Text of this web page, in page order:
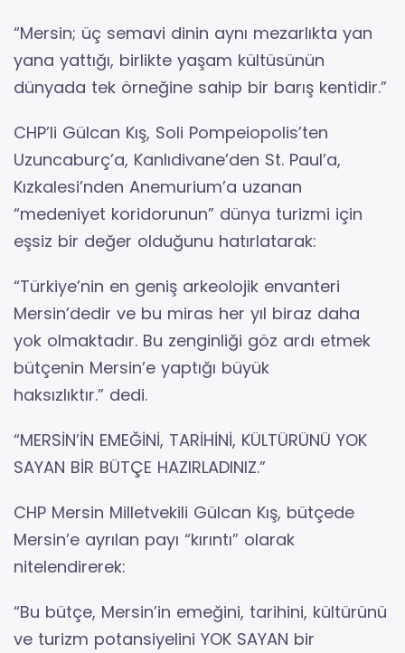
“Mersin; üç semavi dinin aynı mezarlıkta yan
yana yattığı, birlikte yaşam kültüsünün
dünyada tek örneğine sahip bir barış kentidir.”
CHP’li Gülcan Kış, Soli Pompeiopolis’ten
Uzuncaburç’a, Kanlıdivane’den St. Paul’a,
Kızkalesi’nden Anemurium’a uzanan
“medeniyet koridorunun” dünya turizmi için
eşsiz bir değer olduğunu hatırlatarak:
“Türkiye’nin en geniş arkeolojik envanteri
Mersin’dedir ve bu miras her yıl biraz daha
yok olmaktadır. Bu zenginliği göz ardı etmek
bütçenin Mersin’e yaptığı büyük
haksızlıktır.” dedi.
“MERSİN’İN EMEĞİNİ, TARİHİNİ, KÜLTÜRÜNÜ YOK
SAYAN BİR BÜTÇE HAZIRLADINIZ.”
CHP Mersin Milletvekili Gülcan Kış, bütçede
Mersin’e ayrılan payı “kırıntı” olarak
nitelendirerek:
“Bu bütçe, Mersin’in emeğini, tarihini, kültürünü
ve turizm potansiyelini YOK SAYAN bir